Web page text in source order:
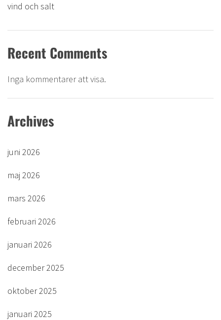
vind och salt
Recent Comments
Inga kommentarer att visa.
Archives
juni 2026
maj 2026
mars 2026
februari 2026
januari 2026
december 2025
oktober 2025
januari 2025